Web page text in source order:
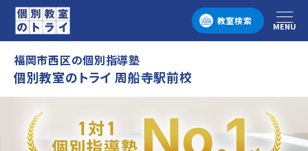
教室検索
メニュー
MENU
福岡市西区の個別指導塾
個別教室のトライ 周船寺駅前校